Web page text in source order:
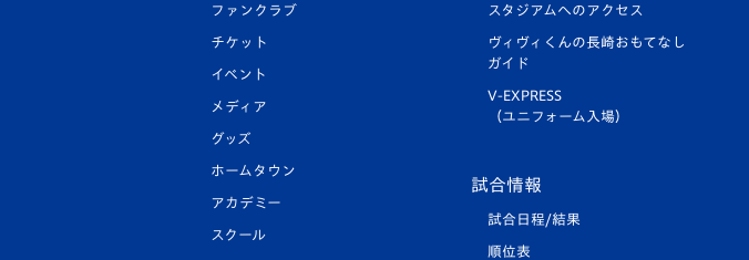
ファンクラブ
チケット
イベント
メディア
グッズ
ホームタウン
アカデミー
スクール
スタジアムへのアクセス
ヴィヴィくんの長崎おもてなし
ガイド
V-EXPRESS
（ユニフォーム入場）
試合情報
試合日程/結果
順位表